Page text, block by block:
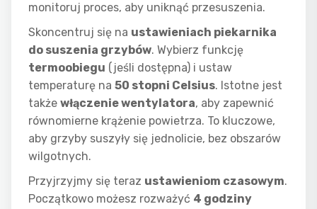
monitoruj proces, aby uniknąć przesuszenia.
Skoncentruj się na ustawieniach piekarnika
do suszenia grzybów. Wybierz funkcję
termoobiegu (jeśli dostępna) i ustaw
temperaturę na 50 stopni Celsius. Istotne jest
także włączenie wentylatora, aby zapewnić
równomierne krążenie powietrza. To kluczowe,
aby grzyby suszyły się jednolicie, bez obszarów
wilgotnych.
Przyjrzyjmy się teraz ustawieniom czasowym.
Początkowo możesz rozważyć 4 godziny